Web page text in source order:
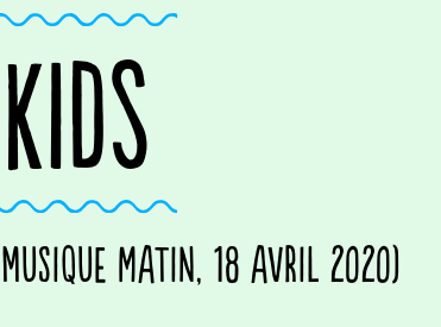
matin, 18 avril 2020)